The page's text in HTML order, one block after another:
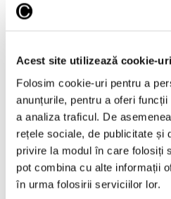
Acest site utilizează cookie-uri
Folosim cookie-uri pentru a
anunțurile, pentru a oferi
a analiza traficul. De
rețele sociale, de publicitate și
privire la modul în care folosiți
pot combina cu alte informații
în urma folosirii serviciilor lor.
Articole recente
creator
vieții
la Met
7 August